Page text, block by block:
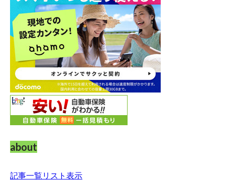
about
記事一覧リスト表示